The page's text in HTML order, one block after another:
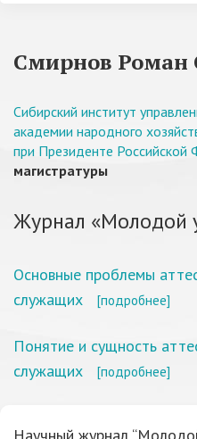
Смирнов Роман
Сибирский институт
академии народного
при Президенте Российской
магистратуры
Журнал «Молодой
Основные проблемы
служащих
[подробнее]
Понятие и сущность
служащих
[подробнее]